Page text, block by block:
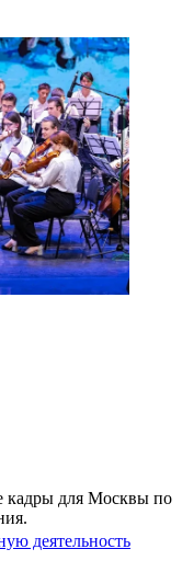
кадры для Москвы по
деятельность